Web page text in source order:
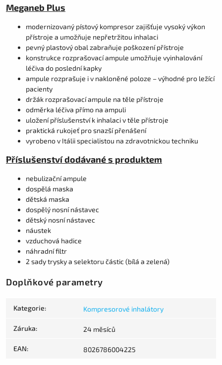
Meganeb Plus
modernizovaný pístový kompresor zajišťuje vysoký výkon
přístroje a umožňuje nepřetržitou inhalaci
pevný plastový obal zabraňuje poškození přístroje
konstrukce rozprašovací ampule umožňuje vyinhalování
léčiva do poslední kapky
ampule rozprašuje i v nakloněné poloze – výhodné pro ležící
pacienty
držák rozprašovací ampule na těle přístroje
odměrka léčiva přímo na ampuli
uložení příslušenství k inhalaci v těle přístroje
praktická rukojeť pro snazší přenášení
vyrobeno v Itálii specialistou na zdravotnickou techniku
Příslušenství dodávané s produktem
nebulizační ampule
dospělá maska
dětská maska
dospělý nosní nástavec
dětský nosní nástavec
náustek
vzduchová hadice
náhradní filtr
2 sady trysky a selektoru částic (bílá a zelená)
Doplňkové parametry
Kategorie: Kompresorové inhalátory
Záruka: 24 měsíců
EAN: 8026786004225